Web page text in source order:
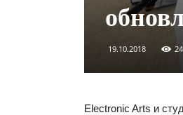
19.10.2018 24
Electronic Arts и